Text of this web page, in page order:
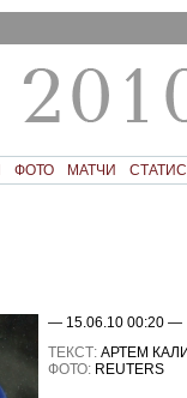
ФОТО МАТЧИ
— 15.06.10 00:20 —
ТЕКСТ: АРТЕМ
ФОТО: REUTERS